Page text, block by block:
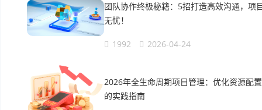
团队协作终极秘籍：5招打造高效沟通，项
无忧！
1992 2026-04-24
2026年全生命周期项目管理：优化资源配置
的实践指南